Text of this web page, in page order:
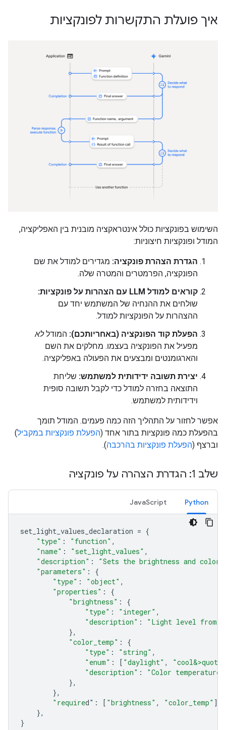
איך פועלת התקשרות לפונקציות
השימוש בפונקציות כולל אינטראקציה מובנית בין האפליקציה,
המודל ופונקציות חיצוניות:
הגדרת הצהרת פונקציה: מגדירים למודל את שם
הפונקציה, הפרמטרים והמטרה שלה.
קוראים למודל LLM עם הצהרות על פונקציות:
שולחים את ההנחיה של המשתמש יחד עם
ההצהרות על הפונקציות למודל.
הפעלת קוד הפונקציה (באחריותכם): המודללא
מפעיל את הפונקציה בעצמו. מחלקים את השם
והארגומנטים ומבצעים את הפעולה באפליקציה.
יצירת תשובה ידידותית למשתמש: שליחת
התוצאה בחזרה למודל כדי לקבל תשובה סופית
וידידותית למשתמש.
אפשר לחזור על התהליך הזה כמה פעמים. המודל תומך
בהפעלת כמה פונקציות בתור אחד (הפעלת פונקציות במקביל)
וברצף (הפעלת פונקציות בהרכבה).
שלב 1: הגדרת הצהרה על פונקציה
Python
JavaScript
set_light_values_declaration = {
"type" : "function" ,
"name" : "set_light_values" ,
"description" :
"Sets the brightness and
"parameters" :
{
"type" : "object" ,
"properties" :
{
"brightness" :
{
"type" : "integer" ,
"description" :
"Light level from
},
"color_temp" :
{
"type" : "string" ,
"enum" : [ "daylight" , "cool&>quot;
"description" : "Color temperature"
},
},
"required" : [ "brightness" , "color_temp" ],
},
}